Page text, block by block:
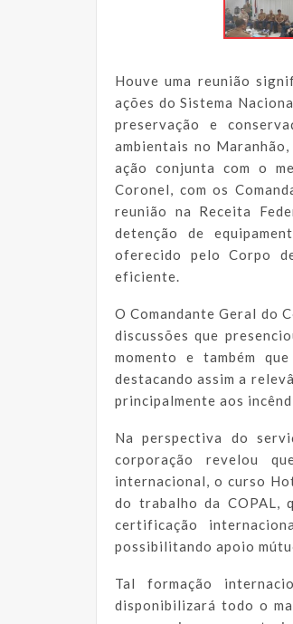
Houve uma reunião
ações do Sistema
preservação e
ambientais no
ação conjunta com o
Coronel, com os
reunião na Receita
detenção de
oferecido pelo Corpo
eficiente.
O Comandante Geral do
discussões que
momento e também
destacando assim a
principalmente aos
Na perspectiva do
corporação revelou
internacional, o curso
do trabalho da COPAL,
certificação
possibilitando apoio
Tal formação
disponibilizará todo o